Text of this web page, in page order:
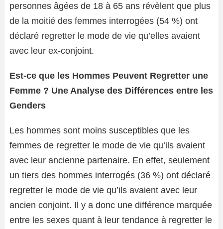
personnes âgées de 18 à 65 ans révèlent que plus
de la moitié des femmes interrogées (54 %) ont
déclaré regretter le mode de vie qu’elles avaient
avec leur ex-conjoint.
Est-ce que les Hommes Peuvent Regretter une
Femme ? Une Analyse des Différences entre les
Genders
Les hommes sont moins susceptibles que les
femmes de regretter le mode de vie qu’ils avaient
avec leur ancienne partenaire. En effet, seulement
un tiers des hommes interrogés (36 %) ont déclaré
regretter le mode de vie qu’ils avaient avec leur
ancien conjoint. Il y a donc une différence marquée
entre les sexes quant à leur tendance à regretter le